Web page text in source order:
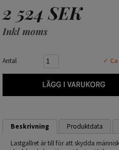
2 524 SEK
Inkl moms
Antal ✓
Beskrivning Produktdata
Lastgallret är till för att skydda